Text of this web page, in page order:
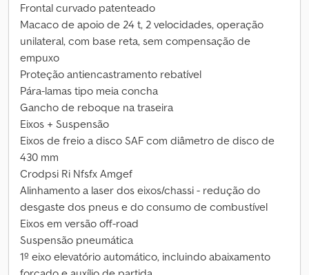
Frontal curvado patenteado
Macaco de apoio de 24 t, 2 velocidades, operação
unilateral, com base reta, sem compensação de
empuxo
Proteção antiencastramento rebatível
Pára-lamas tipo meia concha
Gancho de reboque na traseira
Eixos + Suspensão
Eixos de freio a disco SAF com diâmetro de disco de
430 mm
Crodpsi Ri Nfsfx Amgef
Alinhamento a laser dos eixos/chassi - redução do
desgaste dos pneus e do consumo de combustível
Eixos em versão off-road
Suspensão pneumática
1º eixo elevatório automático, incluindo abaixamento